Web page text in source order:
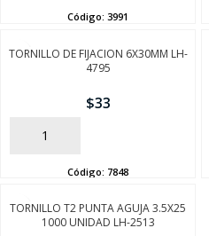
Código: 3991
TORNILLO DE FIJACION 6X30MM LH-
4795
$33
AÑADIR
Código: 7848
TORNILLO T2 PUNTA AGUJA 3.5X25
1000 UNIDAD LH-2513